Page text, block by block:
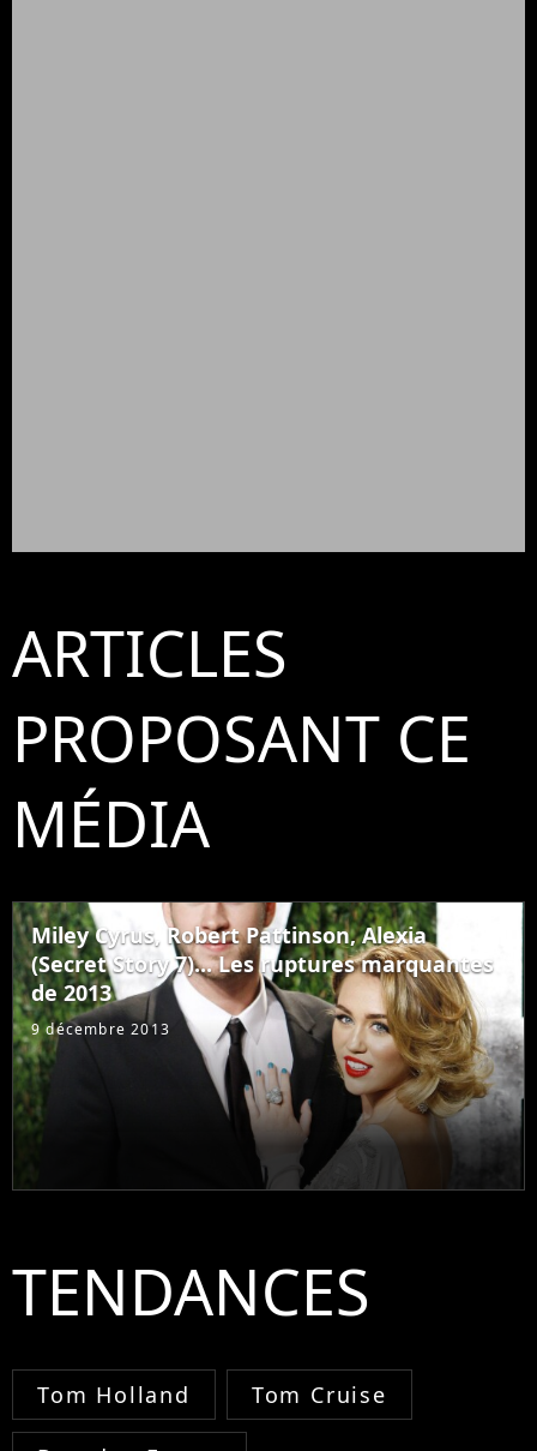
ARTICLES
PROPOSANT CE
MÉDIA
Miley Cyrus, Robert Pattinson, Alexia
(Secret Story 7)... Les ruptures marquantes
de 2013
9 décembre 2013
TENDANCES
Tom Holland Tom Cruise